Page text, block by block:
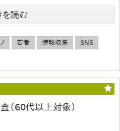
を読む
若者 情報収集 SNS
（60代以上対象）